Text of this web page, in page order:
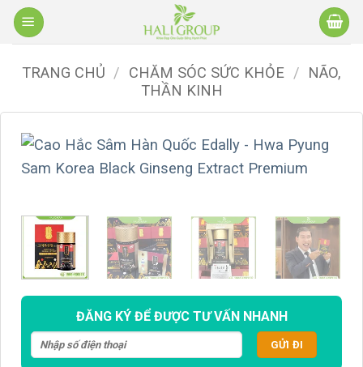
Bỏ
qua
dung
TRANG CHỦ / CHĂM SÓC SỨC KHỎE /
NÃO,
THẦN KINH
ĐĂNG KÝ ĐỂ ĐƯỢC TƯ VẤN NHANH